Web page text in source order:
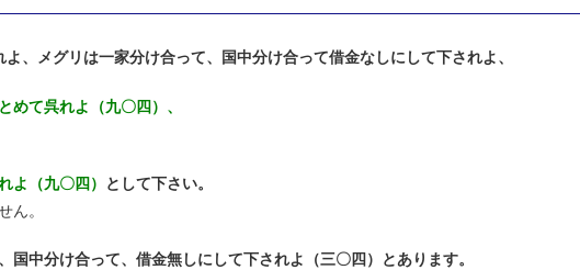
、メグリは一家分け合って、国中分け合って借金なしにして下されよ、
めて呉れよ（九〇四）、
よ（九〇四）
として下さい。
ん。
国中分け合って、借金無しにして下されよ（三〇四）とあります。